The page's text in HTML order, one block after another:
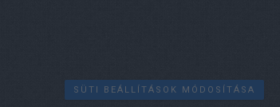
SÜTI BEÁLLÍTÁSOK MÓDOSÍTÁSA